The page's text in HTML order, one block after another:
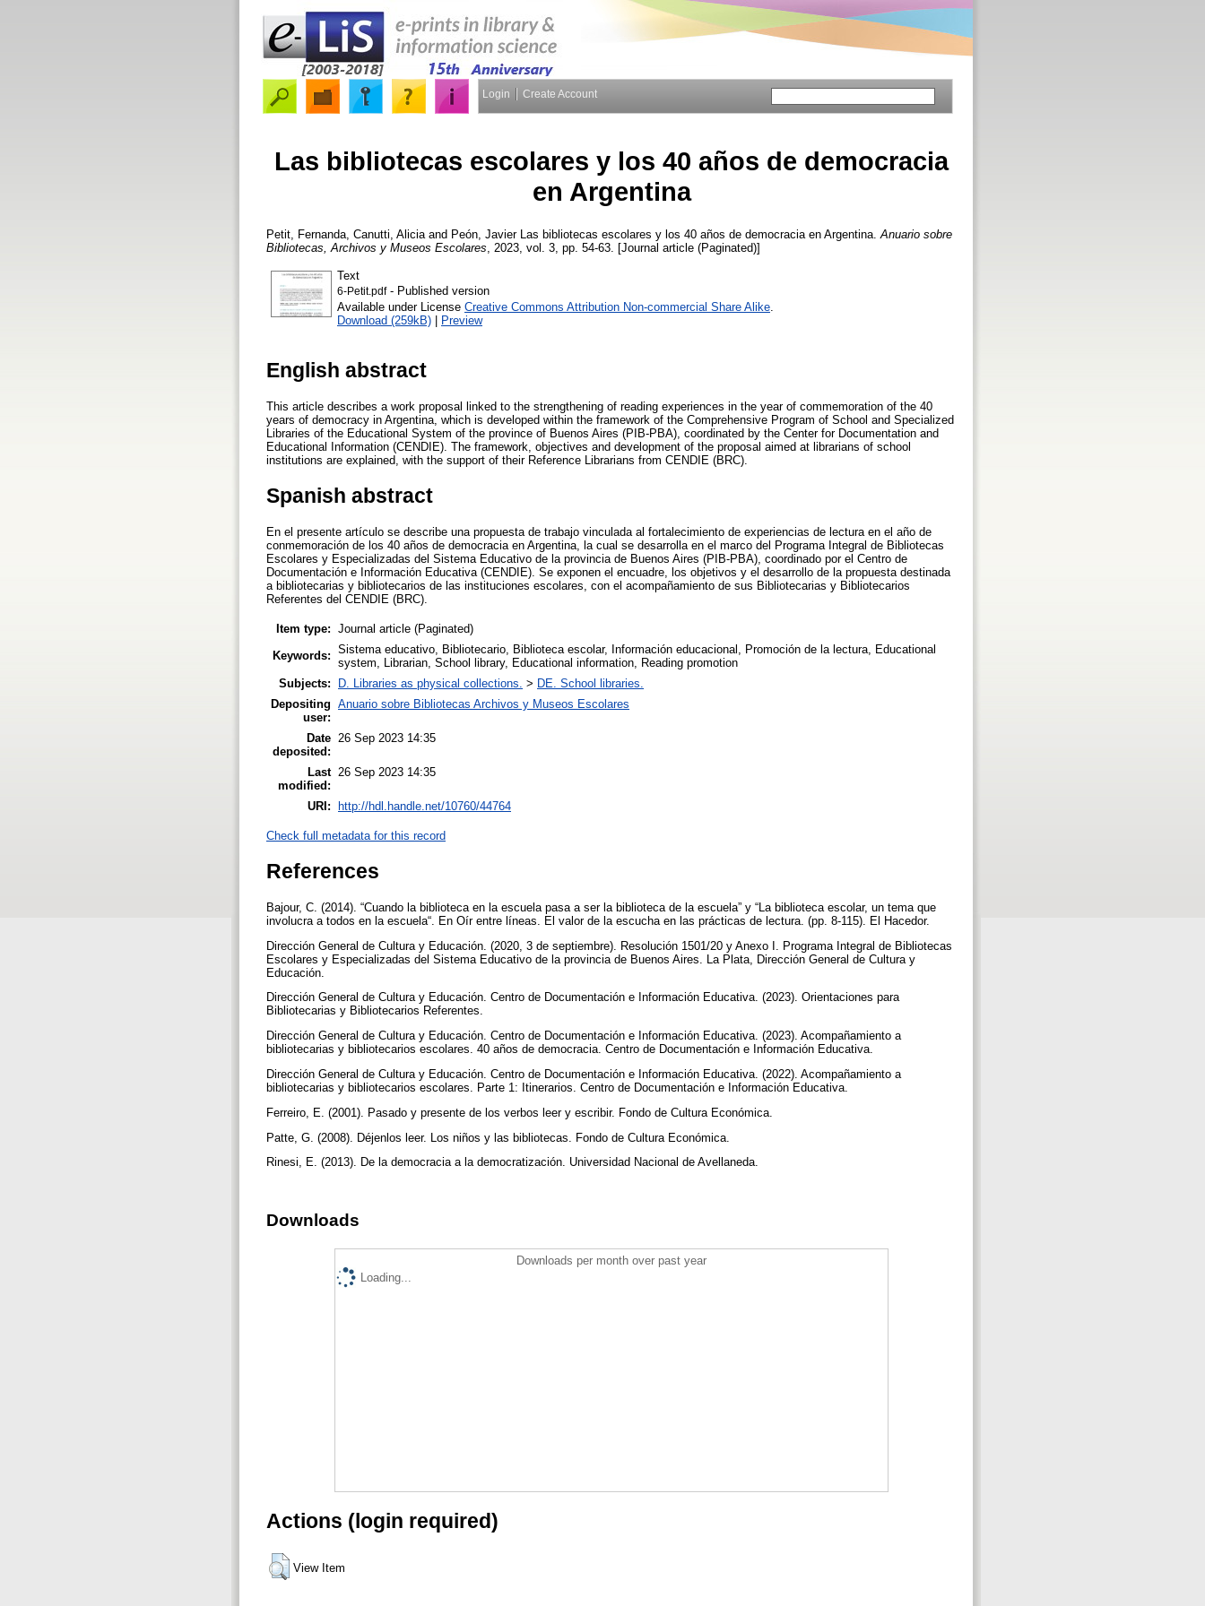
Login Create Account
Las bibliotecas escolares y los 40 años de democracia
en Argentina
Petit, Fernanda Canutti, Alicia and Peón, JavierLas bibliotecas escolares y los 40 años de democracia en Argentina. Anuario sobre
Bibliotecas, Archivos y Museos Escolares , 2023, vol. 3, pp. 54-63. [Journal article (Paginated)]
Text
6-Petit.pdf- Published version
Available under License Creative Commons Attribution Non-commercial Share Alike
Download (259kB) | Preview
English abstract
This article describes a work proposal linked to the strengthening of reading experiences in the year of commemoration of the 40
years of democracy in Argentina, which is developed within the framework of the Comprehensive Program of School and Specialized
Libraries of the Educational System of the province of Buenos Aires (PIB-PBA), coordinated by the Center for Documentation and
Educational Information (CENDIE). The framework, objectives and development of the proposal aimed at librarians of school
institutions are explained, with the support of their Reference Librarians from CENDIE (BRC).
Spanish abstract
En el presente artículo se describe una propuesta de trabajo vinculada al fortalecimiento de experiencias de lectura en el año de
conmemoración de los 40 años de democracia en Argentina, la cual se desarrolla en el marco del Programa Integral de Bibliotecas
Escolares y Especializadas del Sistema Educativo de la provincia de Buenos Aires (PIB-PBA), coordinado por el Centro de
Documentación e Información Educativa (CENDIE). Se exponen el encuadre, los objetivos y el desarrollo de la propuesta destinada
a bibliotecarias y bibliotecarios de las instituciones escolares, con el acompañamiento de sus Bibliotecarias y Bibliotecarios
Referentes del CENDIE (BRC).
Item type: Journal article (Paginated)
Keywords: Sistema educativo, Bibliotecario, Biblioteca escolar, Información educacional, Promoción de la lectura, Educational
system, Librarian, School library, Educational information, Reading promotion
Subjects:
D. Libraries as physical collections. > DE. School libraries.
Depositing
user:
Anuario sobre Bibliotecas Archivos y Museos Escolares
Date
deposited:
26 Sep 2023 14:35
Last
modified:
26 Sep 2023 14:35
URI: http://hdl.handle.net/10760/44764
Check full metadata for this record
References
Bajour, C. (2014). “Cuando la biblioteca en la escuela pasa a ser la biblioteca de la escuela” y “La biblioteca escolar, un tema que
involucra a todos en la escuela“. En Oír entre líneas. El valor de la escucha en las prácticas de lectura. (pp. 8-115). El Hacedor.
Dirección General de Cultura y Educación. (2020, 3 de septiembre). Resolución 1501/20 y Anexo I. Programa Integral de Bibliotecas
Escolares y Especializadas del Sistema Educativo de la provincia de Buenos Aires. La Plata, Dirección General de Cultura y
Educación.
Dirección General de Cultura y Educación. Centro de Documentación e Información Educativa. (2023). Orientaciones para
Bibliotecarias y Bibliotecarios Referentes.
Dirección General de Cultura y Educación. Centro de Documentación e Información Educativa. (2023). Acompañamiento a
bibliotecarias y bibliotecarios escolares. 40 años de democracia. Centro de Documentación e Información Educativa.
Dirección General de Cultura y Educación. Centro de Documentación e Información Educativa. (2022). Acompañamiento a
bibliotecarias y bibliotecarios escolares. Parte 1: Itinerarios. Centro de Documentación e Información Educativa.
Ferreiro, E. (2001). Pasado y presente de los verbos leer y escribir. Fondo de Cultura Económica.
Patte, G. (2008). Déjenlos leer. Los niños y las bibliotecas. Fondo de Cultura Económica.
Rinesi, E. (2013). De la democracia a la democratización. Universidad Nacional de Avellaneda.
Downloads
Downloads per month over past year
Loading...
Actions (login required)
View Item